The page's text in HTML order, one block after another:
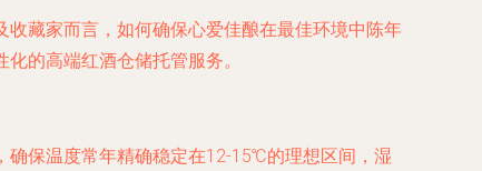
藏家而言，如何确保心爱佳酿在最佳环境中陈年
的高端红酒仓储托管服务。
确保温度常年精确稳定在12-15℃的理想区间，湿